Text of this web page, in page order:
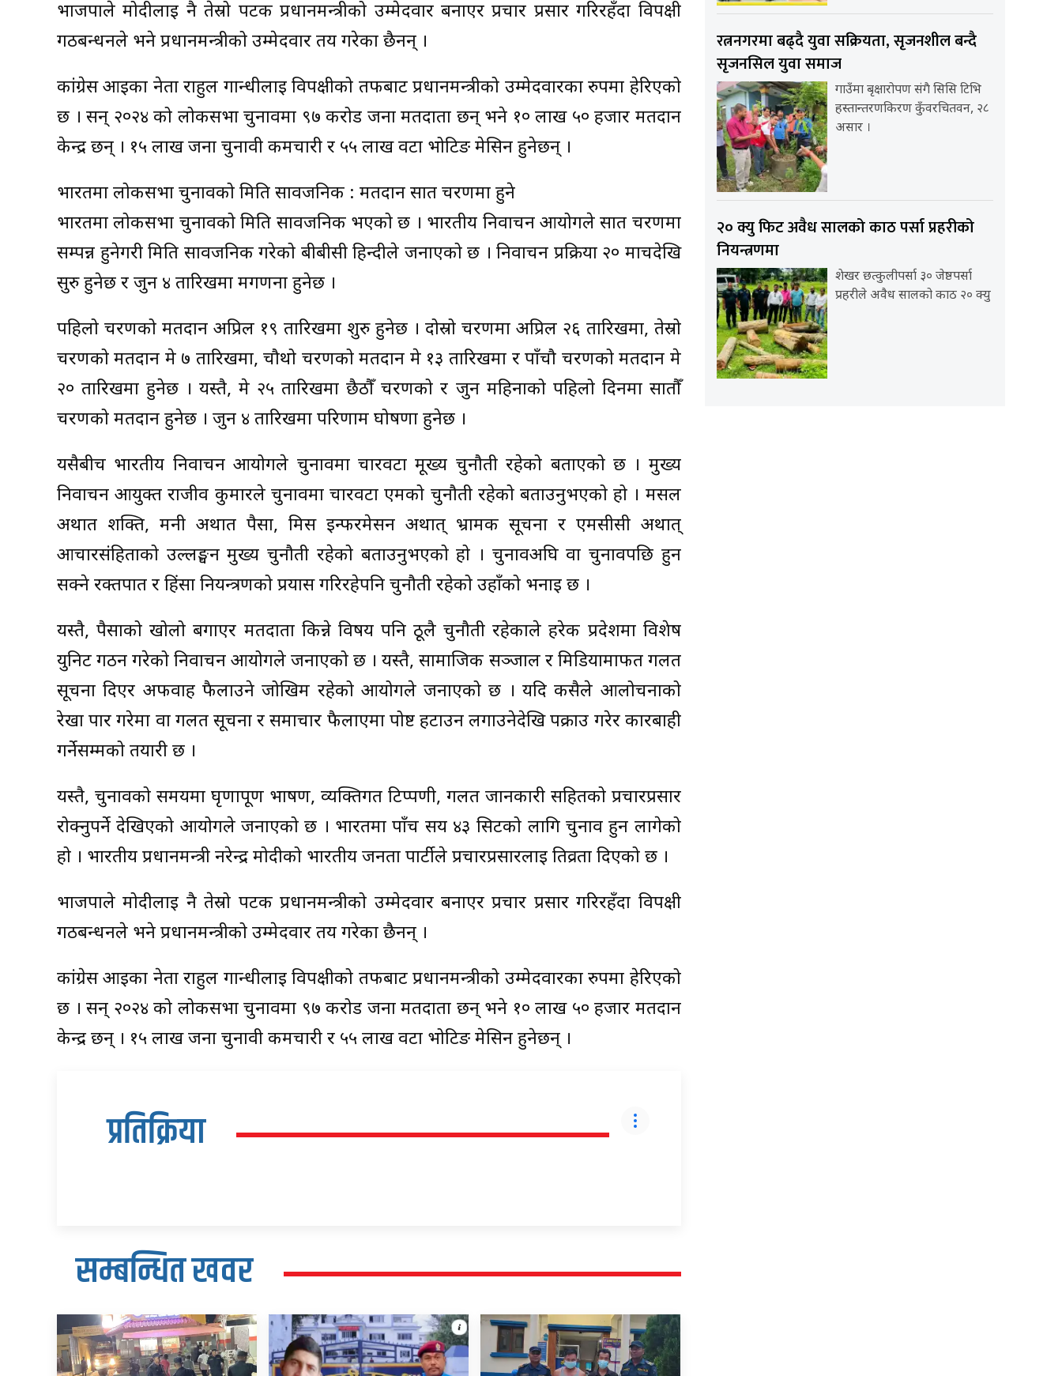
भाजपाले मोदीलाई नै तेस्रो पटक प्रधानमन्त्रीको उम्मेदवार बनाएर प्रचार प्रसार गरिरहँदा विपक्षी
गठबन्धनले भने प्रधानमन्त्रीको उम्मेदवार तय गरेका छैनन् ।
कांग्रेस आईका नेता राहुल गान्धीलाई विपक्षीको तर्फबाट प्रधानमन्त्रीको उम्मेदवारका रुपमा हेरिएको
छ । सन् २०२४ को लोकसभा चुनावमा ९७ करोड जना मतदाता छन् भने १० लाख ५० हजार मतदान
केन्द्र छन् । १५ लाख जना चुनावी कर्मचारी र ५५ लाख वटा भोटिङ मेसिन हुनेछन् ।
भारतमा लोकसभा चुनावको मिति सार्वजनिक : मतदान सात चरणमा हुने
भारतमा लोकसभा चुनावको मिति सार्वजनिक भएको छ । भारतीय निर्वाचन आयोगले सात चरणमा
सम्पन्न हुनेगरी मिति सार्वजनिक गरेको बीबीसी हिन्दीले जनाएको छ । निर्वाचन प्रक्रिया २० मार्चदेखि
सुरु हुनेछ र जुन ४ तारिखमा मगणना हुनेछ ।
पहिलो चरणको मतदान अप्रिल १९ तारिखमा शुरु हुनेछ । दोस्रो चरणमा अप्रिल २६ तारिखमा, तेस्रो
चरणको मतदान मे ७ तारिखमा, चौथो चरणको मतदान मे १३ तारिखमा र पाँचौ चरणको मतदान मे
२० तारिखमा हुनेछ । यस्तै, मे २५ तारिखमा छैठौँ चरणको र जुन महिनाको पहिलो दिनमा सातौँ
चरणको मतदान हुनेछ । जुन ४ तारिखमा परिणाम घोषणा हुनेछ ।
यसैबीच भारतीय निर्वाचन आयोगले चुनावमा चारवटा मूख्य चुनौती रहेको बताएको छ । मुख्य
निर्वाचन आयुक्त राजीव कुमारले चुनावमा चारवटा एमको चुनौती रहेको बताउनुभएको हो । मसल
अर्थात शक्ति, मनी अर्थात पैसा, मिस इन्फरमेसन अर्थात् भ्रामक सूचना र एमसीसी अर्थात्
आचारसंहिताको उल्लङ्घन मुख्य चुनौती रहेको बताउनुभएको हो । चुनावअघि वा चुनावपछि हुन
सक्ने रक्तपात र हिंसा नियन्त्रणको प्रयास गरिरहेपनि चुनौती रहेको उहाँको भनाई छ ।
यस्तै, पैसाको खोलो बगाएर मतदाता किन्ने विषय पनि ठूलै चुनौती रहेकाले हरेक प्रदेशमा विशेष
युनिट गठन गरेको निर्वाचन आयोगले जनाएको छ । यस्तै, सामाजिक सञ्जाल र मिडियामार्फत गलत
सूचना दिएर अफवाह फैलाउने जोखिम रहेको आयोगले जनाएको छ । यदि कसैले आलोचनाको
रेखा पार गरेमा वा गलत सूचना र समाचार फैलाएमा पोष्ट हटाउन लगाउनेदेखि पक्राउ गरेर कारबाही
गर्नेसम्मको तयारी छ ।
यस्तै, चुनावको समयमा घृणापूर्ण भाषण, व्यक्तिगत टिप्पणी, गलत जानकारी सहितको प्रचारप्रसार
रोक्नुपर्ने देखिएको आयोगले जनाएको छ । भारतमा पाँच सय ४३ सिटको लागि चुनाव हुन लागेको
हो । भारतीय प्रधानमन्त्री नरेन्द्र मोदीको भारतीय जनता पार्टीले प्रचारप्रसारलाई तिव्रता दिएको छ ।
भाजपाले मोदीलाई नै तेस्रो पटक प्रधानमन्त्रीको उम्मेदवार बनाएर प्रचार प्रसार गरिरहँदा विपक्षी
गठबन्धनले भने प्रधानमन्त्रीको उम्मेदवार तय गरेका छैनन् ।
कांग्रेस आईका नेता राहुल गान्धीलाई विपक्षीको तर्फबाट प्रधानमन्त्रीको उम्मेदवारका रुपमा हेरिएको
छ । सन् २०२४ को लोकसभा चुनावमा ९७ करोड जना मतदाता छन् भने १० लाख ५० हजार मतदान
केन्द्र छन् । १५ लाख जना चुनावी कर्मचारी र ५५ लाख वटा भोटिङ मेसिन हुनेछन् ।
प्रतिक्रिया
सम्बन्धित खवर
रत्ननगरमा बढ्दै युवा सक्रियता, सृजनशील बन्दै
सृजनसिल युवा समाज
गाउँमा बृक्षारोपण संगै सिसि टिभि
हस्तान्तरणकिरण कुँवरचितवन, २८
असार ।
२० क्यु फिट अवैध सालको काठ पर्सा प्रहरीको
नियन्त्रणमा
शेखर छत्कुलीपर्सा ३० जेष्ठपर्सा
प्रहरीले अवैध सालको काठ २० क्यु